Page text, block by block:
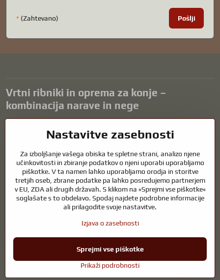
* (Zahtevano) Pošlji
Vrtni ribniki in oprema za konje –
kombinacija narave in nege
harmonično okolje za sprostitev in življenje vodnih živali. Pravilna
čisto vodo in zdrav ribnik skozi vse leto. Enako pomembna je skrb za
živali, ki so del našega življenja.
Konji potrebujejo kakovostno jahalno opremo, pravilno prehrano in
odgovorno nego, da so zdravi, močni in zadovoljni. Ne glede na to, ali
gre za opremo za jahače, rejce ali ljubitelje narave, je cilj ustvariti
okolje, ki podpira naravno ravnovesje, varnost in dobro počutje živali
©2026Avtorske praviceNastavitve zasebnostiIzjava o zasebnosti
Spletno mesto, ustvarjeno z:BiznisWeb.sk
Nastavitve zasebnosti
Za izboljšanje vašega obiska te spletne strani, analizo njene
učinkovitosti in zbiranje podatkov o njeni uporabi uporabljamo
piškotke. V ta namen lahko uporabljamo orodja in storitve
tretjih oseb, zbrane podatke pa lahko posredujemo partnerjem
v EU, ZDA ali drugih državah. S klikom na »Sprejmi vse piškotke«
soglašate s to obdelavo. Spodaj najdete podrobne informacije
ali prilagodite svoje nastavitve.
Izjava o zasebnosti
Prikaži podrobnosti
Sprejmi vse piškotke